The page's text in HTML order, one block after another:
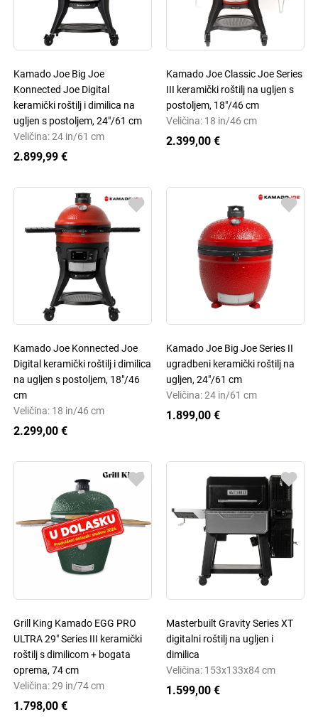
Kamado Joe Big Joe
Konnected Joe Digital
keramički roštilj i dimilica na
ugljen s postoljem, 24"/61 cm
Veličina: 24 in/61 cm
2.899,99 €
Kamado Joe Classic Joe Series
III keramički roštilj na ugljen s
postoljem, 18"/46 cm
Veličina: 18 in/46 cm
2.399,00 €
Kamado Joe Konnected Joe
Digital keramički roštilj i dimilica
na ugljen s postoljem, 18"/46
cm
Veličina: 18 in/46 cm
2.299,00 €
Kamado Joe Big Joe Series II
ugradbeni keramički roštilj na
ugljen, 24"/61 cm
Veličina: 24 in/61 cm
1.899,00 €
Grill King Kamado EGG PRO
ULTRA 29" Series III keramički
roštilj s dimilicom + bogata
oprema, 74 cm
Veličina: 29 in/74 cm
1.798,00 €
Masterbuilt Gravity Series XT
digitalni roštilj na ugljen i
dimilica
Veličina: 153x133x84 cm
1.599,00 €